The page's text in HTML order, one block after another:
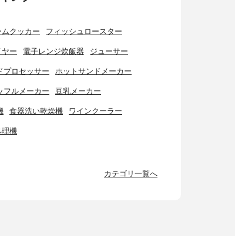
ムクッカー フィッシュロースター
ー 電子レンジ炊飯器 ジューサー
プロセッサー ホットサンドメーカー
フルメーカー 豆乳メーカー
食器洗い乾燥機 ワインクーラー
理機
カテゴリ一覧へ